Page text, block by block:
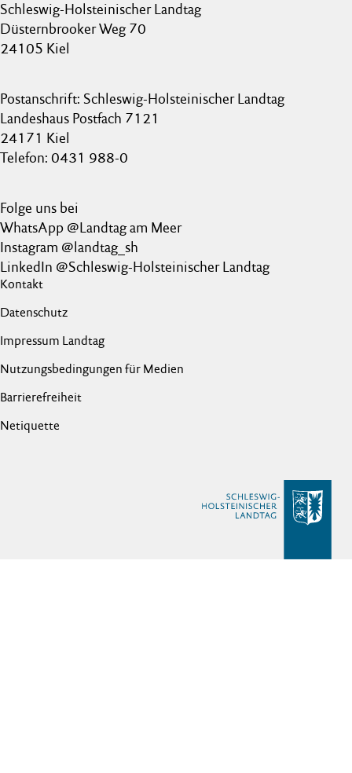
Schleswig-Holsteinischer Landtag
Düsternbrooker Weg 70
24105 Kiel
Postanschrift: Schleswig-Holsteinischer Landtag
Landeshaus Postfach 7121
24171 Kiel
Telefon: 0431 988-0
Folge uns bei
WhatsApp @Landtag am Meer
Instagram @landtag_sh
LinkedIn @Schleswig-Holsteinischer Landtag
Kontakt
Datenschutz
Impressum Landtag
Nutzungsbedingungen für Medien
Barrierefreiheit
Netiquette